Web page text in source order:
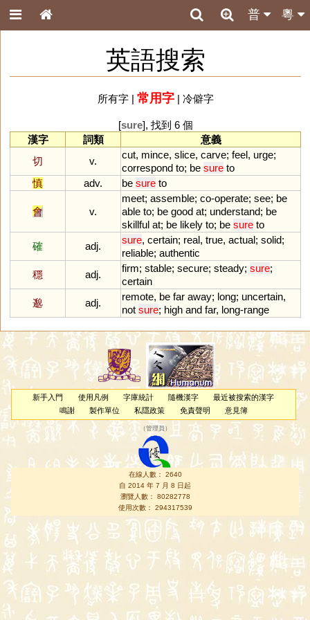
粵
普
英語搜索
所有字| 常用字| 冷僻字
[sure], 找到 6 個
漢字
詞類
意義
切
v.
cut, mince, slice, carve; feel, urge;
correspond to; be sure to
慎
adv. be sure to
會 v.
meet; assemble; co-operate; see; be
able to; be good at; understand; be
skillful at; be likely to; be sure to
確
adj.
sure, certain; real, true, actual; solid;
reliable; authentic
穩
adj.
firm; stable; secure; steady; sure;
certain
邈
adj.
remote, be far away; long; uncertain,
not sure; high and far, long-range
新手入門 使用凡例 字庫統計 隨機漢字
最近被搜索的漢字
鳴謝
製作單位 私隱政策 免責聲明 意見簿
（管理員 ）
在線人數： 2640
自 2014 年 7 月 8 日起
瀏覽人數： 80282778
使用次數： 294317539